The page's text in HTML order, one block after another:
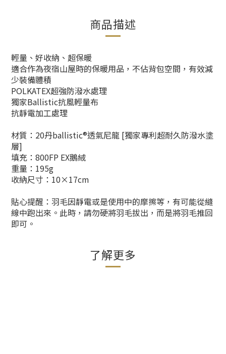
商品描述
輕量、好收納、超保暖
適合作為夜宿山屋時的保暖用品，不佔背包空間，有效減
少裝備體積
POLKATEX超強防潑水處理
獨家Ballistic抗風輕量布
抗靜電加工處理​
材質：20丹ballistic®透氣尼龍 [獨家專利超耐久防潑水塗
層]
填充：800FP EX鵝絨
重量：195g
收納尺寸：10×17cm
貼心提醒：羽毛因靜電或是使用中的摩擦等，有可能從縫
線中跑出來。此時，請勿硬將羽毛拔出，而是將羽毛推回
即可。
了解更多